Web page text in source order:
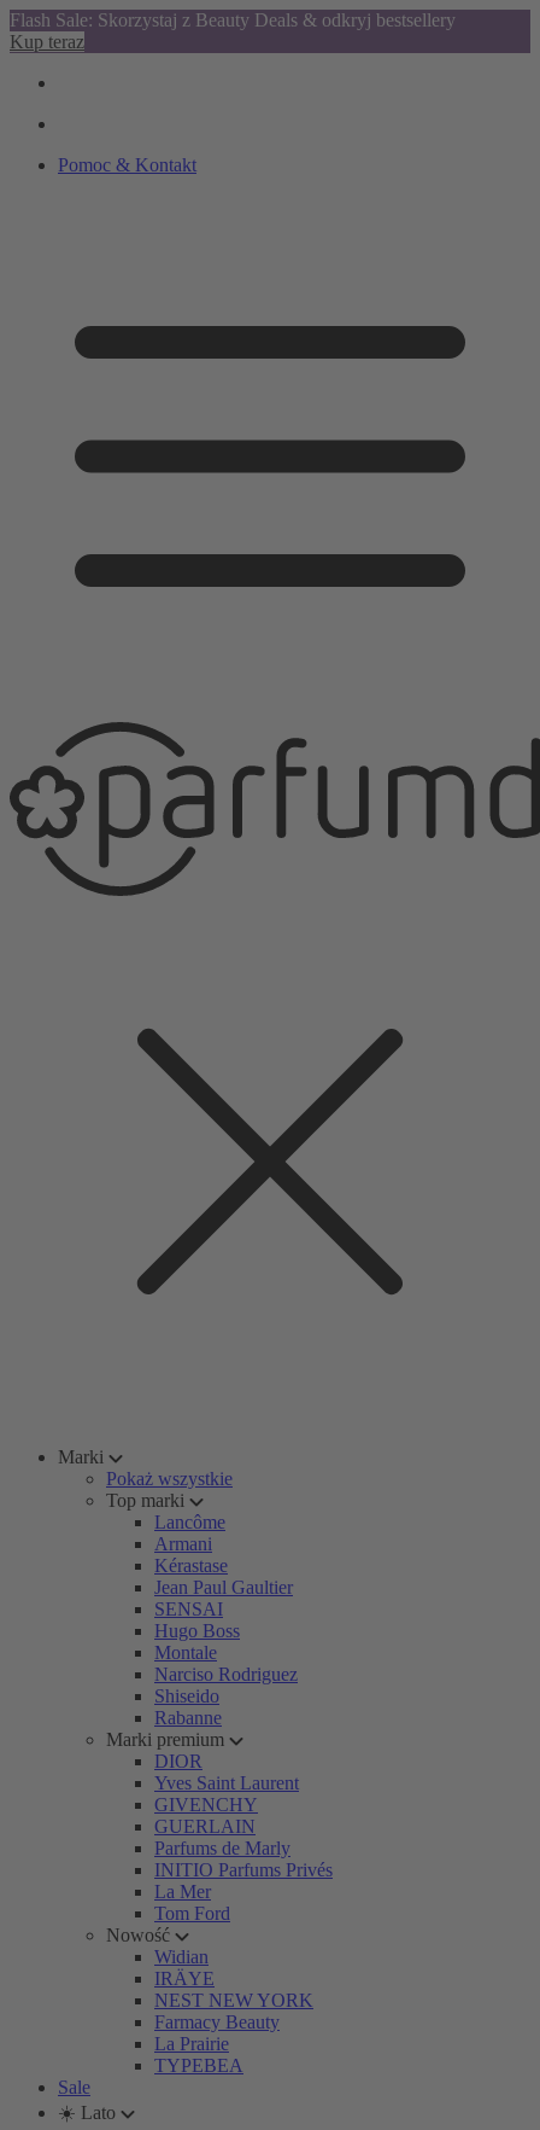
Flash Sale: Skorzystaj z Beauty Deals & odkryj bestsellery
Kup teraz
Pomoc & Kontakt
Marki
Pokaż wszystkie
Top marki
Lancôme
Armani
Kérastase
Jean Paul Gaultier
SENSAI
Hugo Boss
Montale
Narciso Rodriguez
Shiseido
Rabanne
Marki premium
DIOR
Yves Saint Laurent
GIVENCHY
GUERLAIN
Parfums de Marly
INITIO Parfums Privés
La Mer
Tom Ford
Nowość
Widian
IRÄYE
NEST NEW YORK
Farmacy Beauty
La Prairie
TYPEBEA
Sale
☀️ Lato